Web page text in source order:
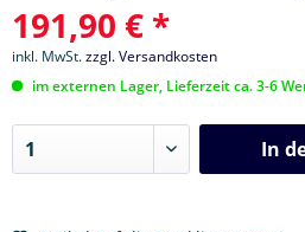
191,90 € *
inkl. MwSt.zzgl. Versandkosten
im externen Lager, Lieferzeit ca. 3-6
In